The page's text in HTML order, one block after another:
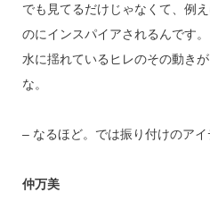
でも見てるだけじゃなくて、例
のにインスパイアされるんです
水に揺れているヒレのその動き
な。
– なるほど。では振り付けのア
仲万美